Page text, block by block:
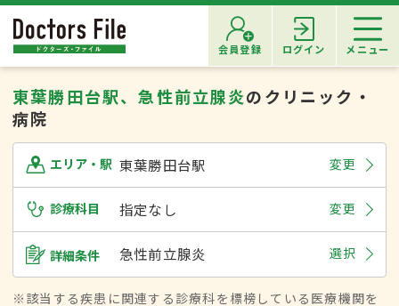
会員登録 ログイン メニュー
東葉勝田台駅、急性前立腺炎のクリニック・
病院
エリア・駅 東葉勝田台駅 変更
診療科目 指定なし 変更
詳細条件 急性前立腺炎 選択
※該当する疾患に関連する診療科を標榜している医療機関を